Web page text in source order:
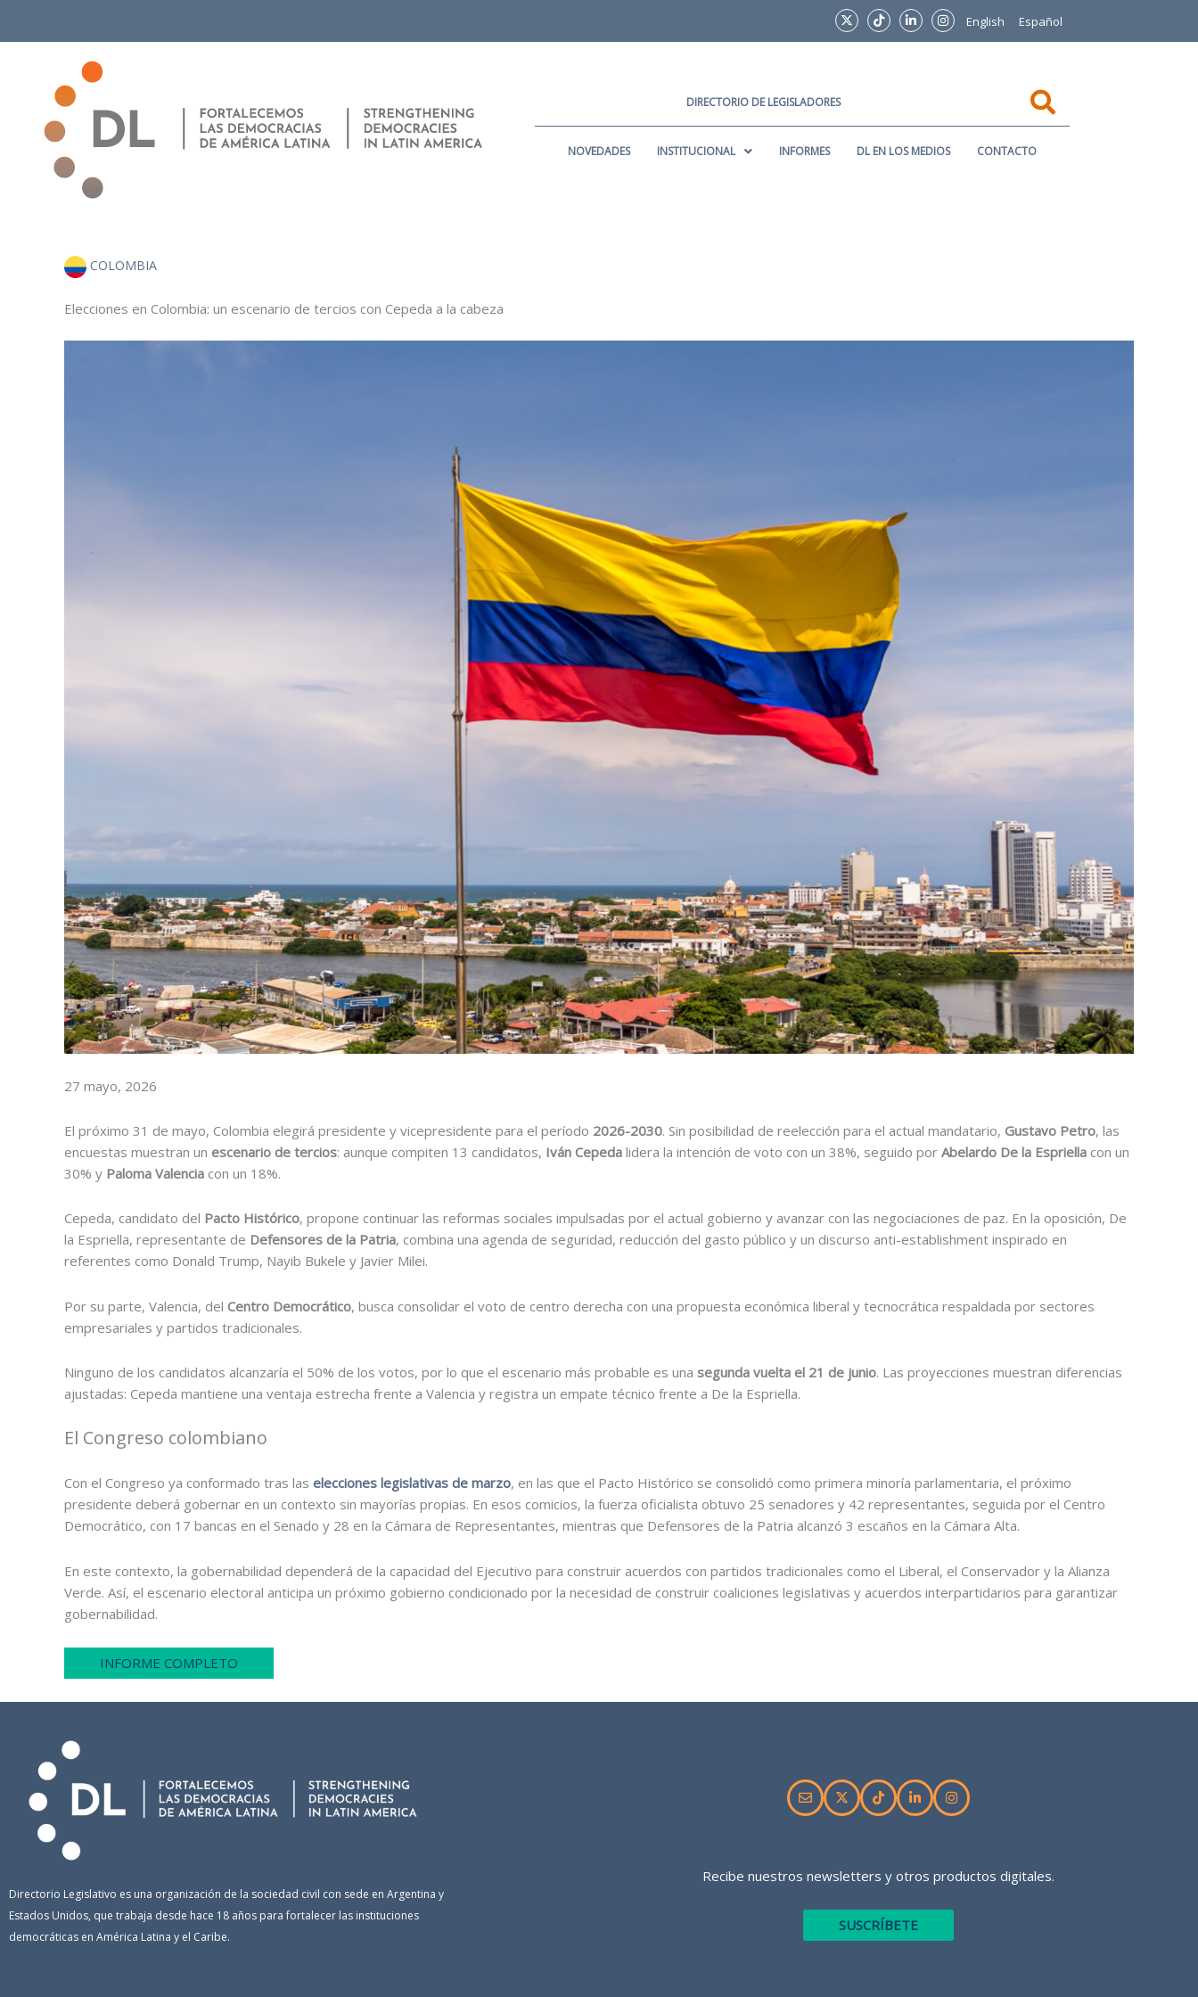
English Español
DIRECTORIO DE LEGISLADORES
NOVEDADES INSTITUCIONAL INFORMES DL EN LOS MEDIOS CONTACTO
COLOMBIA
Elecciones en Colombia: un escenario de tercios con Cepeda a la cabeza
27 mayo, 2026
El próximo 31 de mayo, Colombia elegirá presidente y vicepresidente para el período 2026-2030. Sin posibilidad de reelección para el actual mandatario, Gustavo Petro, las
encuestas muestran un escenario de tercios: aunque compiten 13 candidatos, Iván Cepeda lidera la intención de voto con un 38%, seguido por Abelardo De la Espriella con un
30% y Paloma Valencia con un 18%.
Cepeda, candidato del Pacto Histórico, propone continuar las reformas sociales impulsadas por el actual gobierno y avanzar con las negociaciones de paz. En la oposición, De
la Espriella, representante de Defensores de la Patria, combina una agenda de seguridad, reducción del gasto público y un discurso anti-establishment inspirado en
referentes como Donald Trump, Nayib Bukele y Javier Milei.
Por su parte, Valencia, del Centro Democrático, busca consolidar el voto de centro derecha con una propuesta económica liberal y tecnocrática respaldada por sectores
empresariales y partidos tradicionales.
Ninguno de los candidatos alcanzaría el 50% de los votos, por lo que el escenario más probable es una segunda vuelta el 21 de junio. Las proyecciones muestran diferencias
ajustadas: Cepeda mantiene una ventaja estrecha frente a Valencia y registra un empate técnico frente a De la Espriella.
El Congreso colombiano
Con el Congreso ya conformado tras las elecciones legislativas de marzo, en las que el Pacto Histórico se consolidó como primera minoría parlamentaria, el próximo
presidente deberá gobernar en un contexto sin mayorías propias. En esos comicios, la fuerza oficialista obtuvo 25 senadores y 42 representantes, seguida por el Centro
Democrático, con 17 bancas en el Senado y 28 en la Cámara de Representantes, mientras que Defensores de la Patria alcanzó 3 escaños en la Cámara Alta.
En este contexto, la gobernabilidad dependerá de la capacidad del Ejecutivo para construir acuerdos con partidos tradicionales como el Liberal, el Conservador y la Alianza
Verde. Así, el escenario electoral anticipa un próximo gobierno condicionado por la necesidad de construir coaliciones legislativas y acuerdos interpartidarios para garantizar
gobernabilidad.
INFORME COMPLETO
Directorio Legislativo es una organización de la sociedad civil con sede en Argentina y
Estados Unidos, que trabaja desde hace 18 años para fortalecer las instituciones
democráticas en América Latina y el Caribe.
Recibe nuestros newsletters y otros productos digitales.
SUSCRÍBETE